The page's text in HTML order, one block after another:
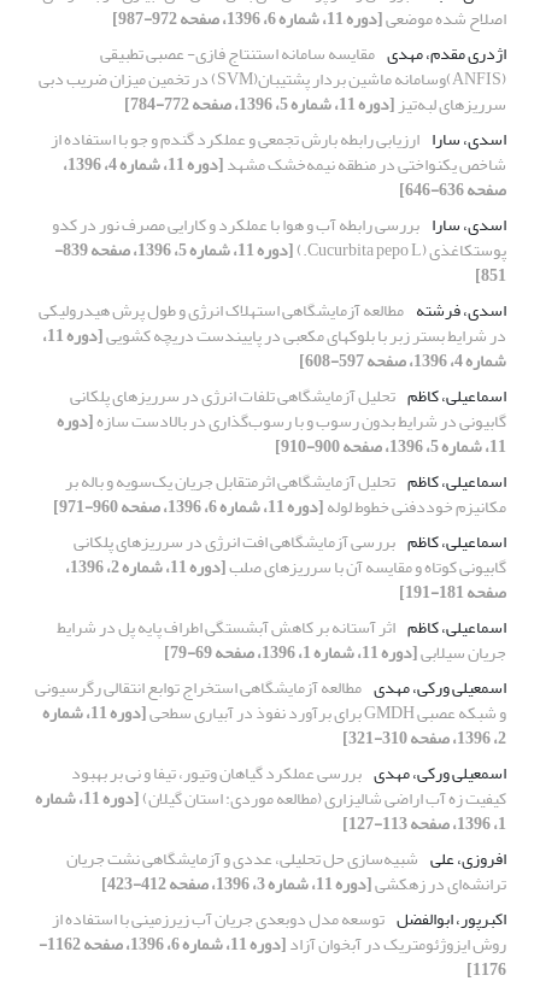
اصلاح شده موضعی[دوره 11، شماره 6، 1396، صفحه 972-987]
اژدری مقدم، مهدی مقایسه سامانه استنتاج فازی- عصبی تطبیقی
(ANFIS)وسامانه ماشین بردار پشتیبان(SVM) در تخمین میزان ضریب دبی
سرریزهای لبه‌تیز[دوره 11، شماره 5، 1396، صفحه 772-784]
اسدی، سارا ارزیابی رابطه بارش تجمعی و عملکرد گندم و جو با استفاده از
شاخص یکنواختی در منطقه نیمه‌خشک مشهد [دوره 11، شماره 4، 1396،
صفحه 636-646]
اسدی، سارا بررسی رابطه آب و هوا با عملکرد و کارایی مصرف نور در کدو
پوست‎کاغذی (Cucurbita pepo L.) [دوره 11، شماره 5، 1396، صفحه 839-
851]
اسدی، فرشته مطالعه آزمایشگاهی استهلاک انرژی و طول پرش هیدرولیکی
در شرایط بستر زبر با بلوک‏های مکعبی‏ در پایین‏دست دریچه کشویی [دوره 11،
شماره 4، 1396، صفحه 597-608]
اسماعیلی، کاظم تحلیل آزمایشگاهی تلفات انرژی در سرریزهای پلکانی
گابیونی در شرایط بدون رسوب و با رسوب‌گذاری در بالادست سازه[دوره
11، شماره 5، 1396، صفحه 900-910]
اسماعیلی، کاظم تحلیل آزمایشگاهی اثرمتقابل جریان یک‌سویه و باله بر
مکانیزم خوددفنی خطوط لوله[دوره 11، شماره 6، 1396، صفحه 960-971]
اسماعیلی، کاظم بررسی آزمایشگاهی افت انرژی در سرریزهای پلکانی
گابیونی کوتاه و مقایسه آن با سرریزهای صلب [دوره 11، شماره 2، 1396،
صفحه 181-191]
اسماعیلی، کاظم اثر آستانه بر کاهش آبشستگی اطراف پایه پل در شرایط
جریان سیلابی[دوره 11، شماره 1، 1396، صفحه 69-79]
اسمعیلی ورکی، مهدی مطالعه آزمایشگاهی استخراج توابع انتقالی رگرسیونی
و شبکه عصبی GMDH برای برآورد نفوذ در آبیاری سطحی [دوره 11، شماره
2، 1396، صفحه 310-321]
اسمعیلی ورکی، مهدی بررسی عملکرد گیاهان وتیور، تیفا و نی بر بهبود
کیفیت زه آب اراضی شالیزاری (مطالعه موردی: استان گیلان) [دوره 11، شماره
1، 1396، صفحه 113-127]
افروزی، علی شبیه‌سازی حل تحلیلی، عددی و آزمایشگاهی نشت جریان
ترانشه‌ای در زهکشی[دوره 11، شماره 3، 1396، صفحه 412-423]
اکبرپور، ابوالفضل توسعه مدل دوبعدی جریان آب زیرزمینی با استفاده از
روش ایزوژئومتریک در آبخوان آزاد [دوره 11، شماره 6، 1396، صفحه 1162-
1176]